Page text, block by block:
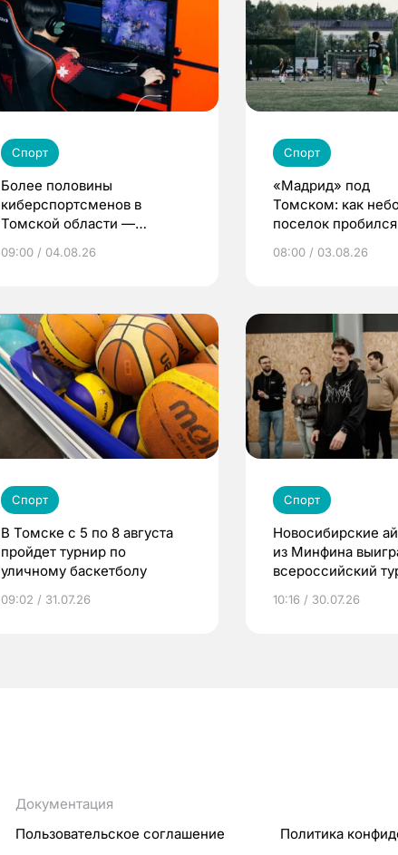
Спорт
Более половины
киберспортсменов в
Томской области —
09:00 / 04.08.26
Спорт
«Мадрид» под
Томском: как
поселок
08:00 / 03.08.26
Спорт
В Томске с 5 по 8 августа
пройдет турнир по
уличному баскетболу
09:02 / 31.07.26
Спорт
Новосибирские
из Минфина
всероссийский
10:16 / 30.07.26
Документация
Пользовательское соглашение
Политика